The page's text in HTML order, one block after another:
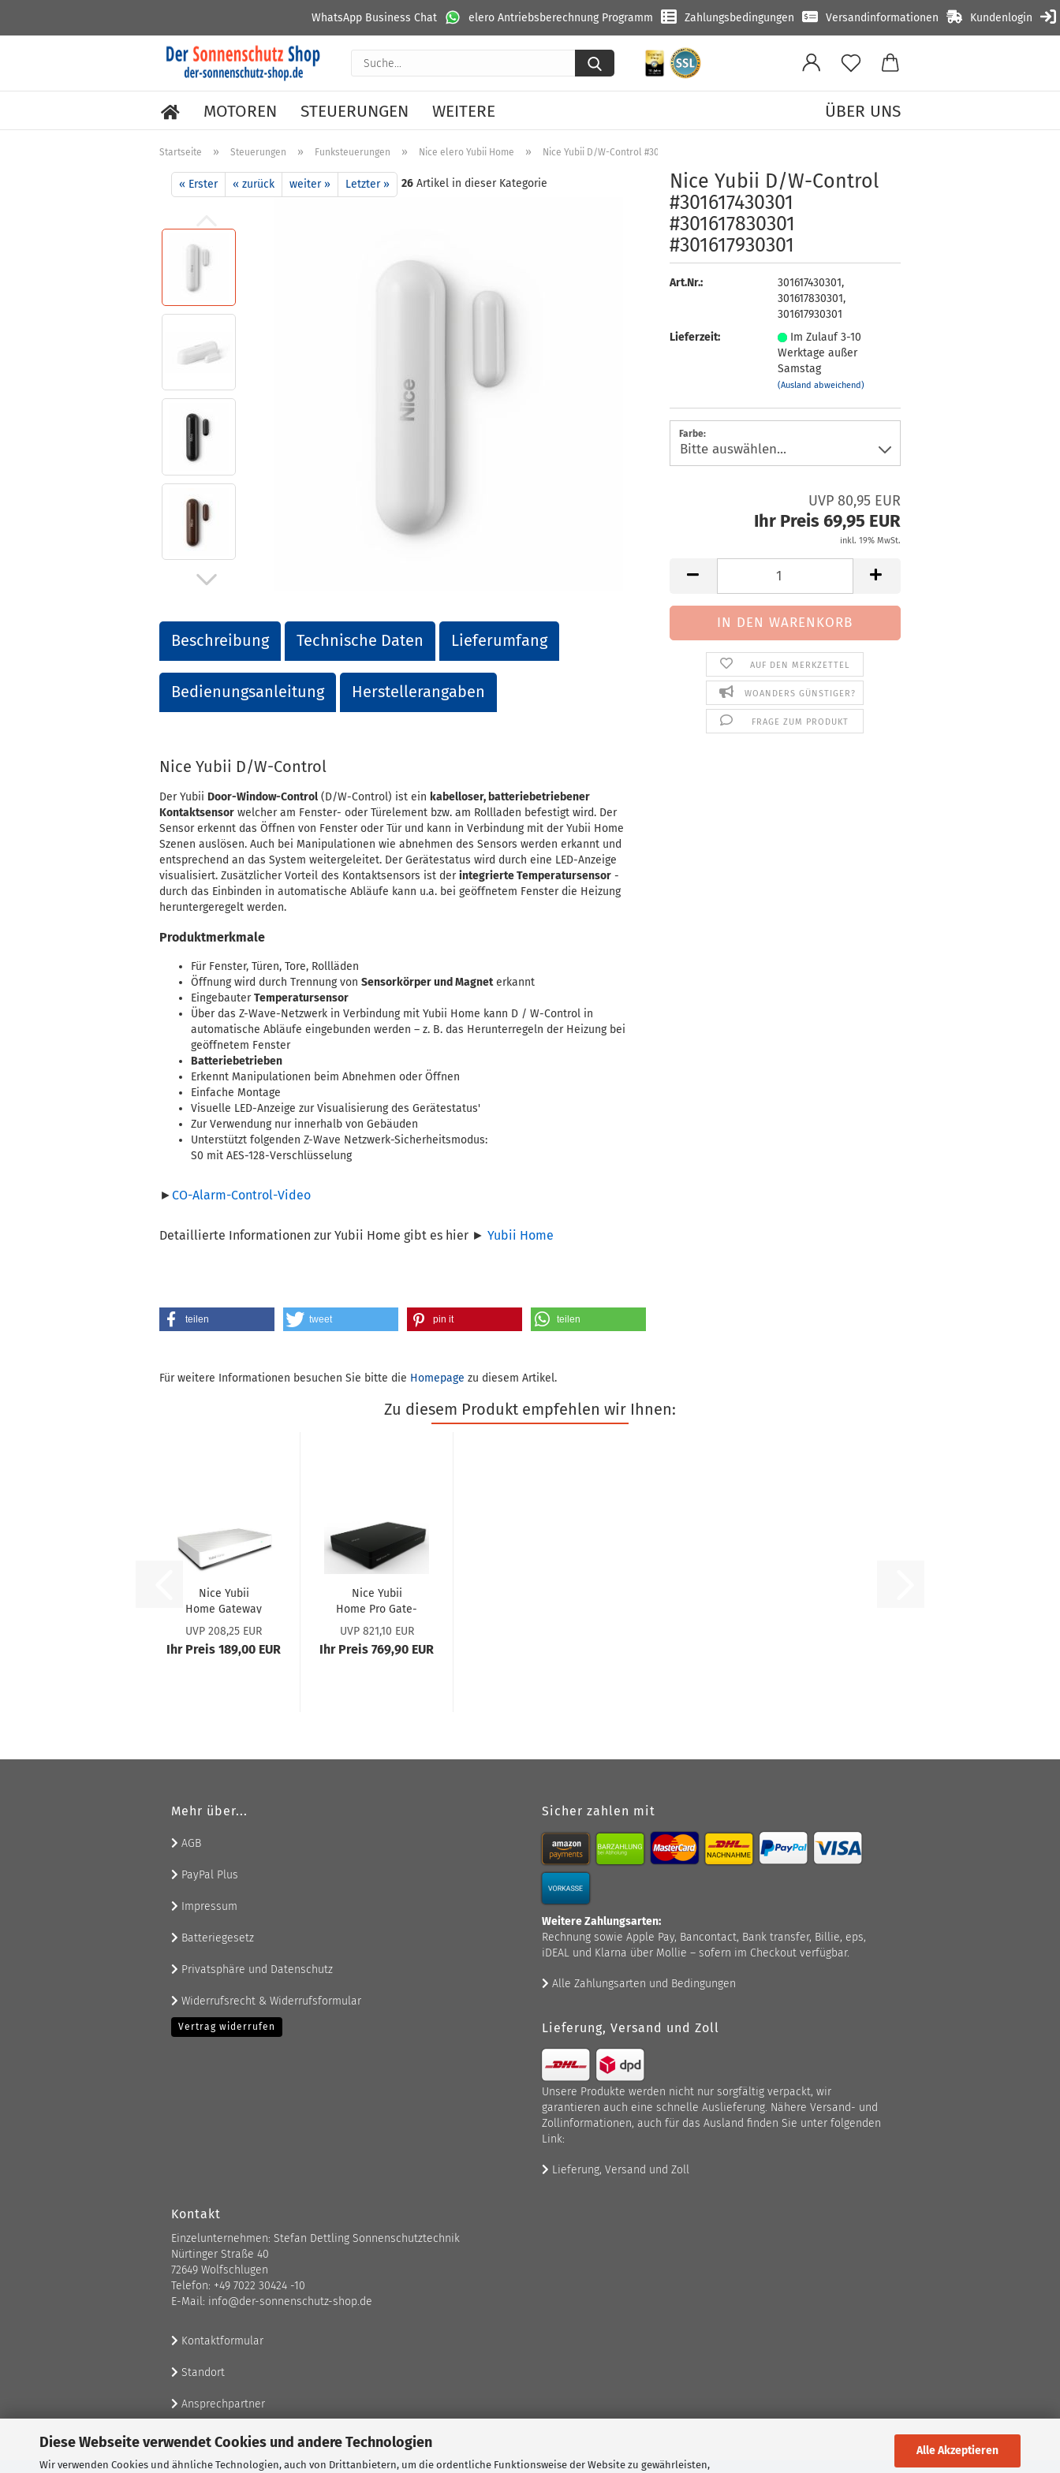
Diese Webseite verwendet Cookies und andere Technologien
Wir verwenden Cookies und ähnliche Technologien, auch von Drittanbietern, um die ordentliche Funktionsweise der Website zu gewährleisten,
Alle Akzeptieren
Kundenlogin
Versandinformationen
Zahlungsbedingungen
elero Antriebsberechnung Programm
WhatsApp Business Chat
Suche...
MOTOREN STEUERUNGEN ÜBER UNS
WEITERE
Startseite » Steuerungen » Funksteuerungen » Nice elero Yubii Home » Nice Yubii D/W-Control #301617430301 #301617830301 #301617930301
« Erster « zurück weiter » Letzter » 26 Artikel in dieser Kategorie
Nice Yubii D/W-​Control
#301617430301
#301617830301
#301617930301
Art.Nr.:
301617430301,
301617830301,
301617930301
Lieferzeit:
Im Zulauf 3-10
Werktage außer
Samstag
(Ausland abweichend)
Farbe:
UVP 80,95 EUR
Ihr Preis 69,95 EUR
inkl. 19% MwSt.
AUF DEN MERKZETTEL
WOANDERS GÜNSTIGER?
FRAGE ZUM PRODUKT
Beschreibung Technische Daten Lieferumfang
Bedienungsanleitung Herstellerangaben
Nice Yubii D/W-Control
Der Yubii Door-Window-Control (D/W-Control) ist ein kabelloser, batteriebetriebener
Kontaktsensor welcher am Fenster- oder Türelement bzw. am Rollladen befestigt wird. Der
Sensor erkennt das Öffnen von Fenster oder Tür und kann in Verbindung mit der Yubii Home
Szenen auslösen. Auch bei Manipulationen wie abnehmen des Sensors werden erkannt und
entsprechend an das System weitergeleitet. Der Gerätestatus wird durch eine LED-Anzeige
visualisiert. Zusätzlicher Vorteil des Kontaktsensors ist derintegrierte Temperatursensor -
durch das Einbinden in automatische Abläufe kann u.a. bei geöffnetem Fenster die Heizung
heruntergeregelt werden.
Produktmerkmale
Für Fenster, Türen, Tore, Rollläden
Öffnung wird durch Trennung von Sensorkörper und Magneterkannt
EingebauterTemperatursensor
Über das Z-Wave-Netzwerk in Verbindung mit Yubii Home kann D / W-Control in
automatische Abläufe eingebunden werden – z. B. das Herunterregeln der Heizung bei
geöffnetem Fenster
Batteriebetrieben
Erkennt Manipulationen beim Abnehmen oder Öffnen
Einfache Montage
Visuelle LED-Anzeige zur Visualisierung des Gerätestatus'
Zur Verwendung nur innerhalb von Gebäuden
Unterstützt folgenden Z-Wave Netzwerk-Sicherheitsmodus:
S0 mit AES-128-Verschlüsselung
►CO-Alarm-Control-Video
Detaillierte Informationen zur Yubii Home gibt es hier ► Yubii Home
teilen tweet pin it teilen
Für weitere Informationen besuchen Sie bitte die Homepage zu diesem Artikel.
Zu diesem Produkt empfehlen wir Ihnen:
Nice Yubii
Home Gate­way
#301616040301
UVP 208,25 EUR
Ihr Preis 189,00 EUR
Nice Yubii
Home Pro Gate­
way
#301620240301
UVP 821,10 EUR
Ihr Preis 769,90 EUR
Mehr über...
AGB
PayPal Plus
Impressum
Batteriegesetz
Privatsphäre und Datenschutz
Widerrufsrecht & Widerrufsformular
Vertrag widerrufen
Sicher zahlen mit
Weitere Zahlungsarten:
Rechnung sowie Apple Pay, Bancontact, Bank transfer, Billie, eps,
iDEAL und Klarna über Mollie – sofern im Checkout verfügbar.
Alle Zahlungsarten und Bedingungen
Lieferung, Versand und Zoll
Unsere Produkte werden nicht nur sorgfältig verpackt, wir
garantieren auch eine schnelle Auslieferung. Nähere Versand- und
Zollinformationen, auch für das Ausland finden Sie unter folgenden
Link:
Lieferung, Versand und Zoll
Kontakt
Einzelunternehmen: Stefan Dettling Sonnenschutztechnik
Nürtinger Straße 40
72649 Wolfschlugen
Telefon: +49 7022 30424 -10
E-Mail: info@der-sonnenschutz-shop.de
Kontaktformular
Standort
Ansprechpartner